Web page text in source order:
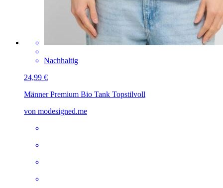
Nachhaltig
24,99 €
Männer Premium Bio Tank Topstilvoll
von modesigned.me